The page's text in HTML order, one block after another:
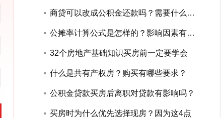
约如何赔付?
商贷可以改成公积金还款吗？需要什么手
公摊率计算公式是怎样的？影响因素有哪
32个房地产基础知识买房前一定要学会
什么是共有产权房？购买有哪些要求？
公积金贷款买房后离职对贷款有影响吗？
买房时为什么优先选择现房？因为这4点